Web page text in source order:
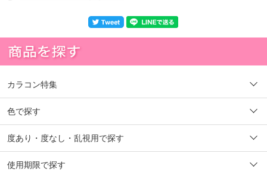
カラコン特集
色で探す
度あり・度なし・乱視用で探す
使用期限で探す